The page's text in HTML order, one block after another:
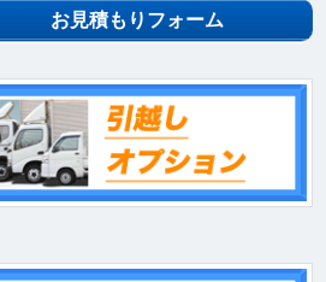
お見積もりフォーム